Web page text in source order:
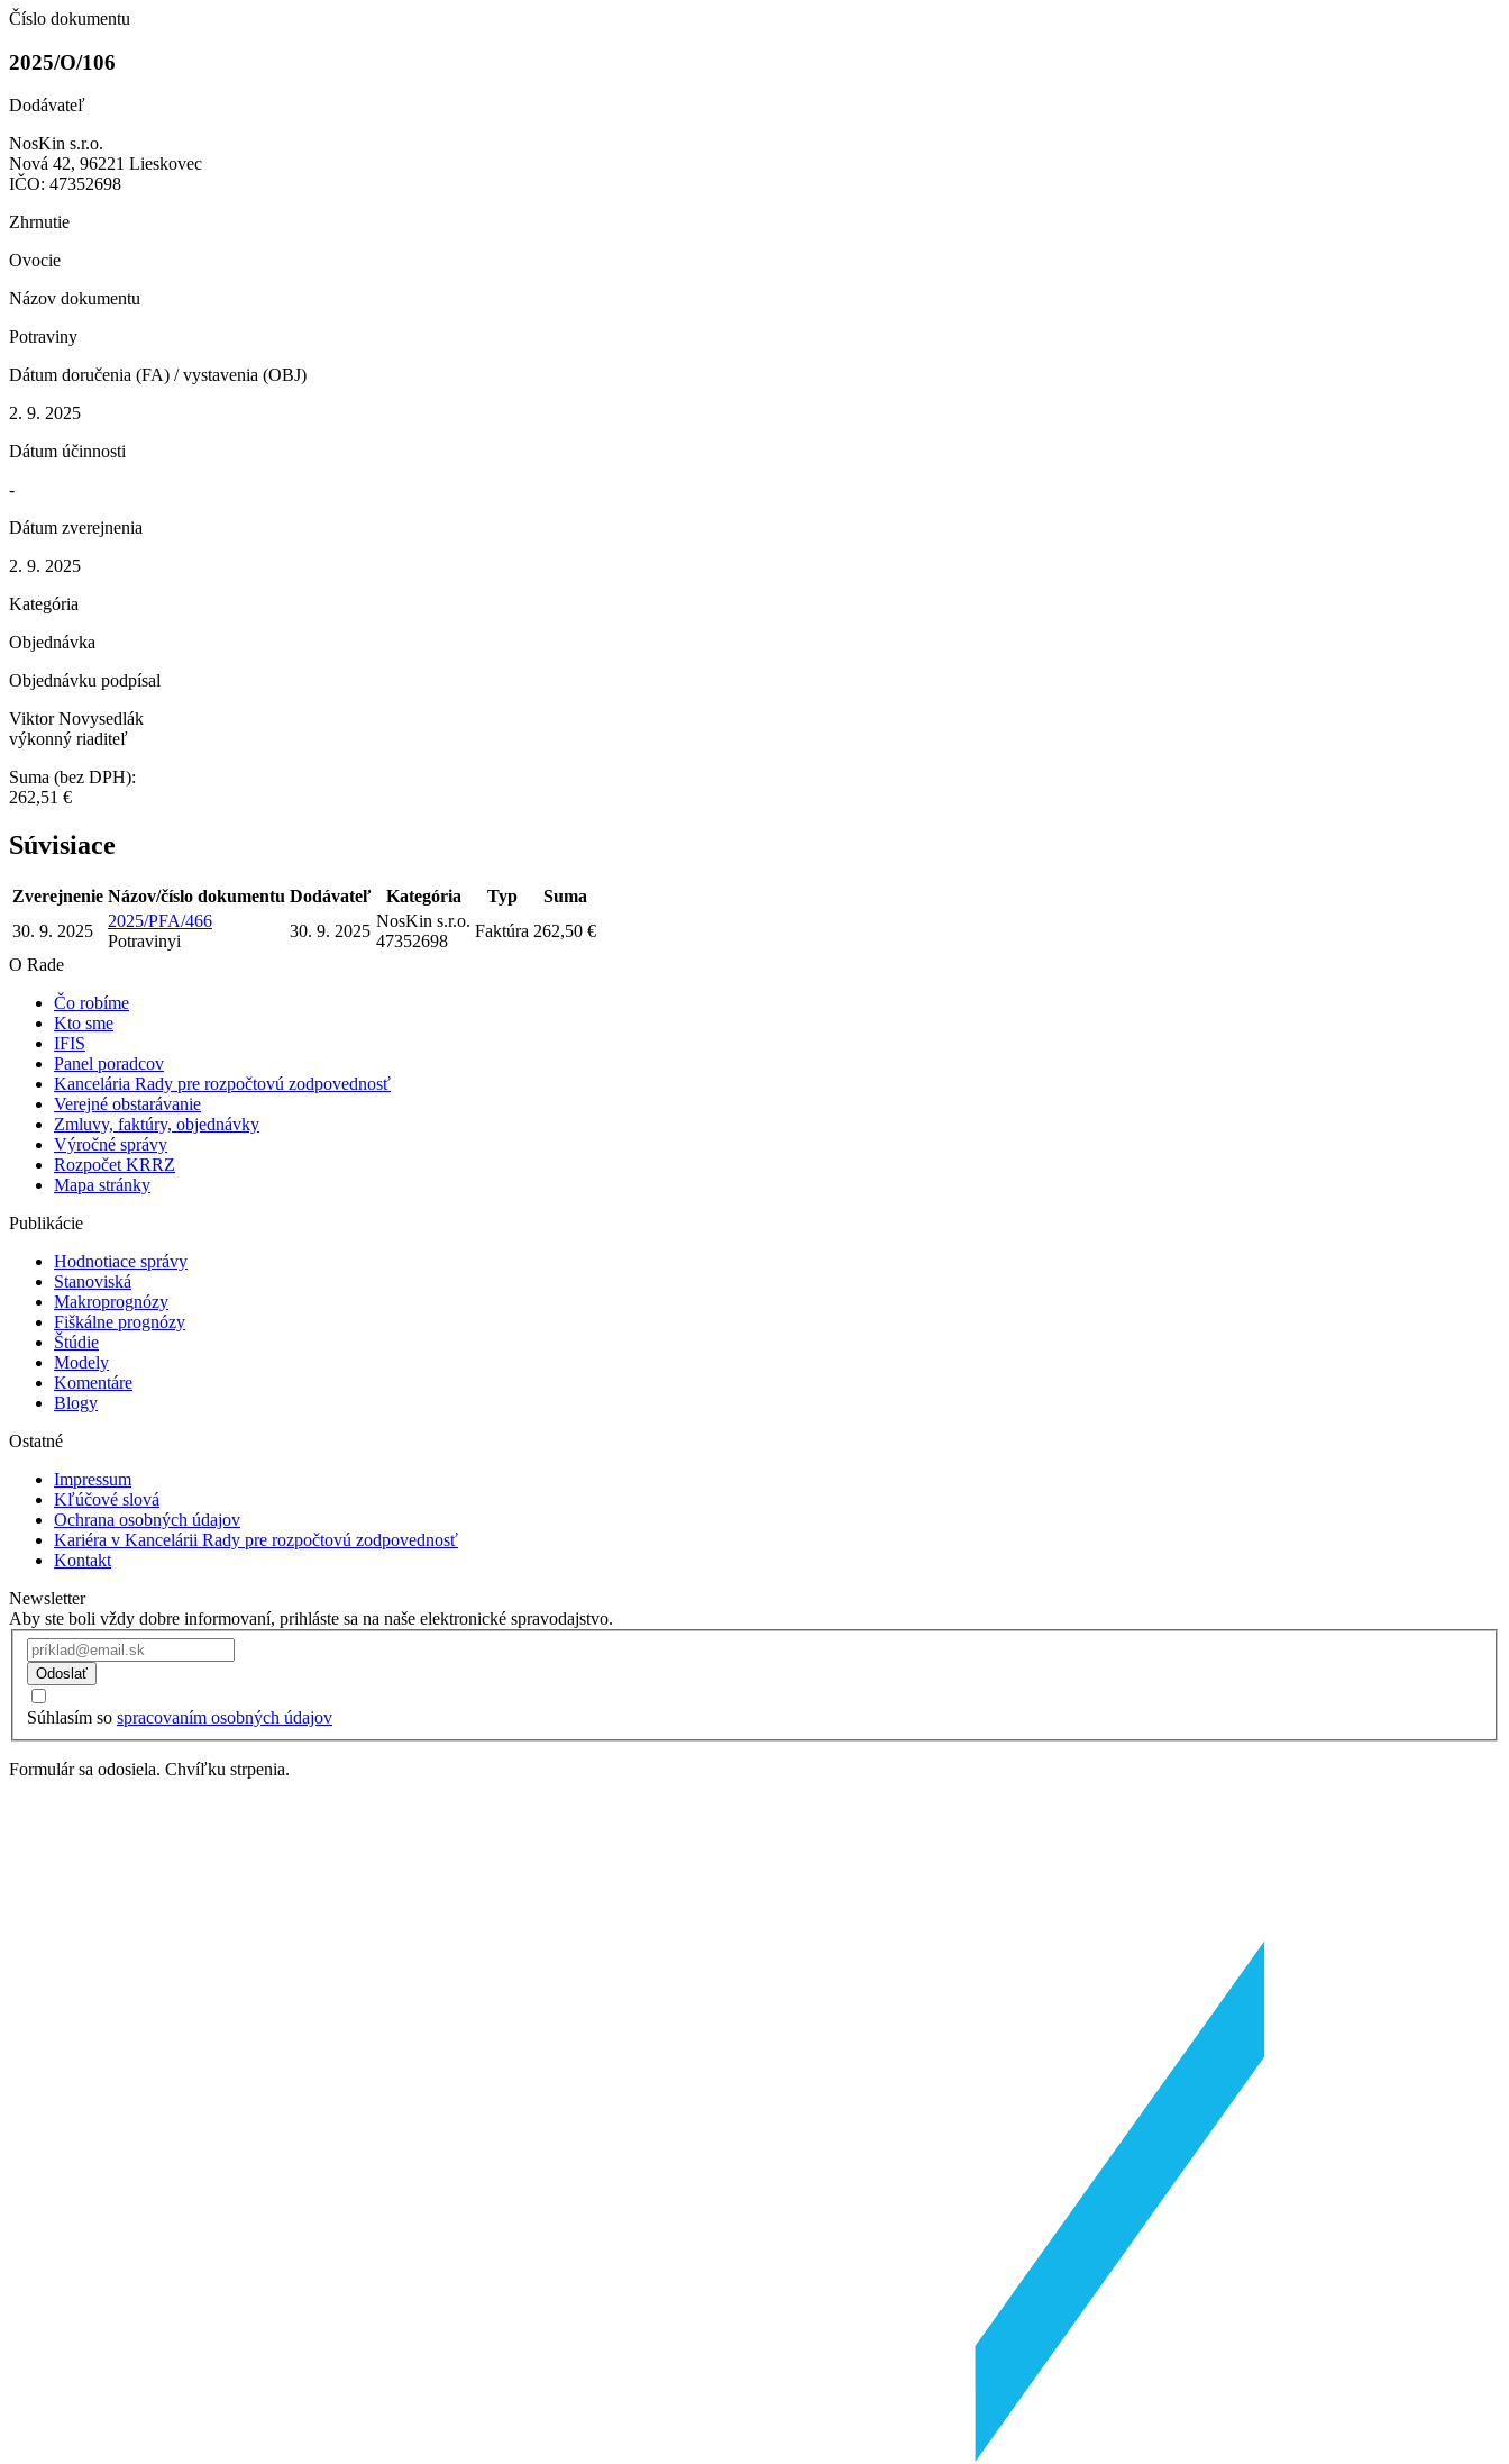
Číslo dokumentu
2025/O/106
Dodávateľ
NosKin s.r.o.
Nová 42, 96221 Lieskovec
IČO: 47352698
Zhrnutie
Ovocie
Názov dokumentu
Potraviny
Dátum doručenia (FA) / vystavenia (OBJ)
2. 9. 2025
Dátum účinnosti
-
Dátum zverejnenia
2. 9. 2025
Kategória
Objednávka
Objednávku podpísal
Viktor Novysedlák
výkonný riaditeľ
Suma (bez DPH):
262,51 €
Súvisiace
Zverejnenie Názov/číslo dokumentu Dodávateľ Kategória Typ
Suma
30. 9. 2025
2025/PFA/466
Potravinyi
30. 9. 2025
NosKin s.r.o.
47352698
Faktúra 262,50 €
O Rade
Čo robíme
Kto sme
IFIS
Panel poradcov
Kancelária Rady pre rozpočtovú zodpovednosť
Verejné obstarávanie
Zmluvy, faktúry, objednávky
Výročné správy
Rozpočet KRRZ
Mapa stránky
Publikácie
Hodnotiace správy
Stanoviská
Makroprognózy
Fiškálne prognózy
Štúdie
Modely
Komentáre
Blogy
Ostatné
Impressum
Kľúčové slová
Ochrana osobných údajov
Kariéra v Kancelárii Rady pre rozpočtovú zodpovednosť
Kontakt
Newsletter
Aby ste boli vždy dobre informovaní, prihláste sa na naše elektronické spravodajstvo.
Odoslať
Súhlasím so spracovaním osobných údajov
Formulár sa odosiela. Chvíľku strpenia.